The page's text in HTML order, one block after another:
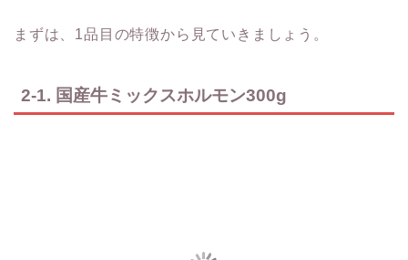
まずは、1品目の特徴から見ていきましょう。
2-1. 国産牛ミックスホルモン300g